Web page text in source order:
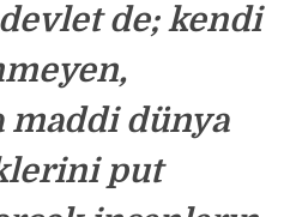
de; kendi
maddi dünya
put